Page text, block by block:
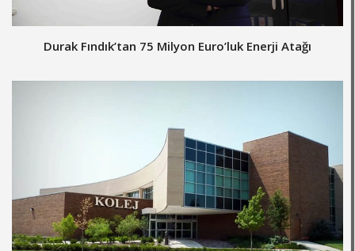
Durak Fındık’tan 75 Milyon Euro’luk Enerji Atağı